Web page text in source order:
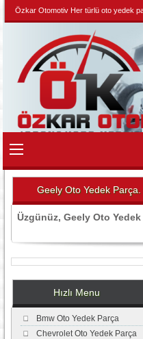
Özkar Otomotiv Her türlü oto yedek
Geely Oto Yedek Parça.
Üzgünüz, Geely Oto
Hızlı Menu
Bmw Oto Yedek Parça
Chevrolet Oto Yedek Parça